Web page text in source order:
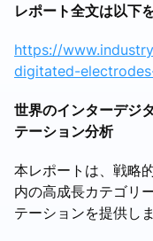
レポート全文は以下
https://
digitated-
世界のインターデジ
テーション分析
本レポートは、戦略
内の高成長カテゴリ
テーションを提供しま